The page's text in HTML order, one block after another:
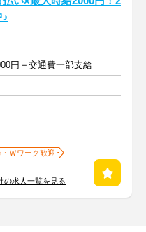
円＋交通費一部支給
Ｗワーク歓迎
求人一覧を見る